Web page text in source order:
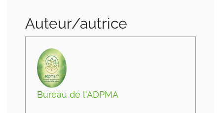
Auteur/autrice
Bureau de l'ADPMA